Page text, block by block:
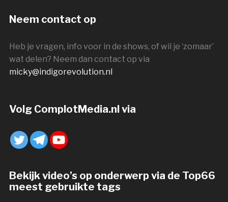
Neem contact op
Heb je vragen, info voor in de shows, of wil je ‘zomaar’
wat delen? Neem dan contact op via
micky@indigorevolution.nl
Volg ComplotMedia.nl via
Bekijk video’s op onderwerp via de Top66
meest gebruikte tags